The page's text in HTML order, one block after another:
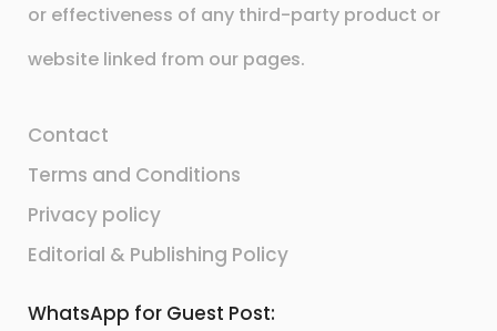
or effectiveness of any third-party product or
website linked from our pages.
Contact
Terms and Conditions
Privacy policy
Editorial & Publishing Policy
WhatsApp for Guest Post: